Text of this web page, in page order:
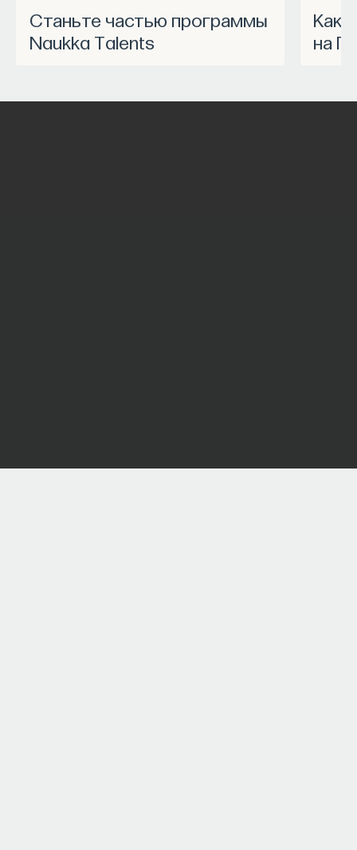
Станьте частью программы
Naukka Talents
Как запустить спецпроект
на